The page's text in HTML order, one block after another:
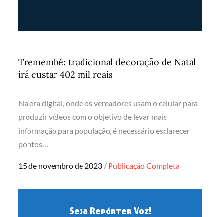
Tremembé: tradicional decoração de Natal
irá custar 402 mil reais
Na era digital, onde os vereadores usam o celular para
produzir vídeos com o objetivo de levar mais
informação para população, é necessário esclarecer
pontos…
Posted
15 de novembro de 2023 Publicação Completa
Seja Repórter Voz!